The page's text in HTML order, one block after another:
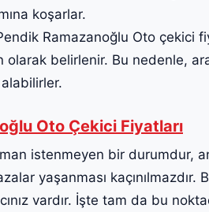
koşarlar.
Ramazanoğlu Oto çekici
olarak belirlenir. Bu nedenle,
Oto Çekici Fiyatları
istenmeyen bir durumdur,
yaşanması
vardır. İşte tam da bu